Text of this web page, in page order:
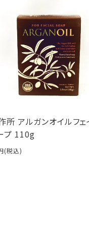
ルフェイシャ
ク